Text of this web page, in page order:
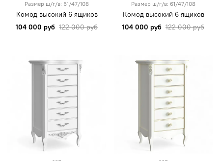
Размер ш/г/в: 61/47/108
Комод высокий 6 ящиков
104 000 руб 122 000 руб
Размер ш/г/в: 61/47/108
Комод высокий 6 ящиков
104 000 руб 122 000 руб